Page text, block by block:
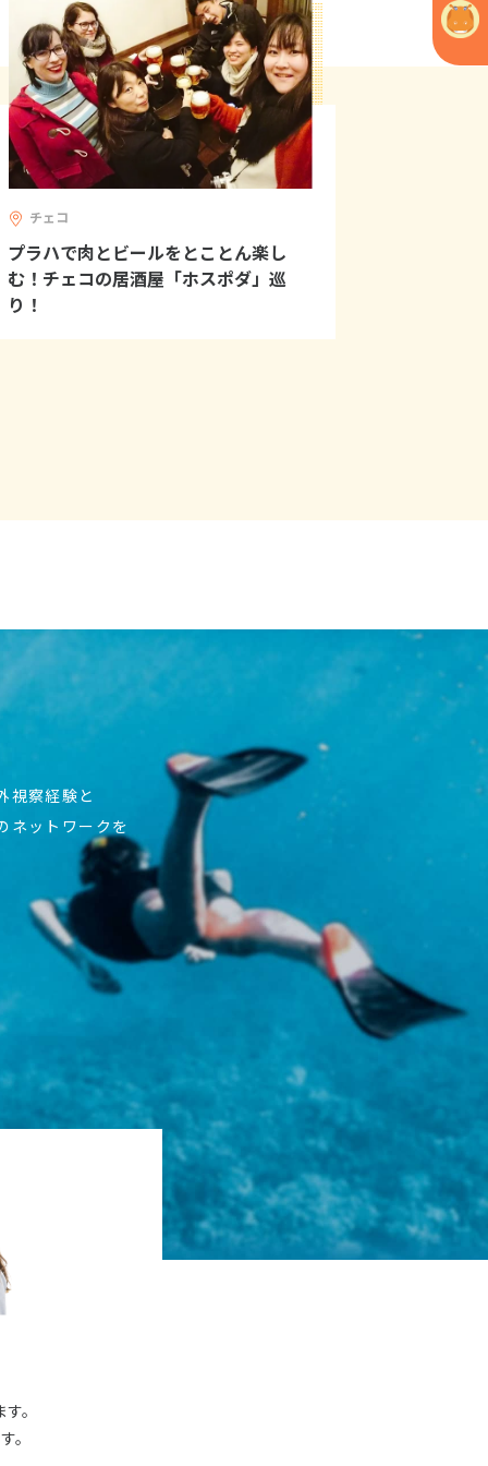
チェコ
プラハで肉とビールをとことん楽し
む！チェコの居酒屋「ホスポダ」巡
り！
視察経験と
ネットワークを
。
。